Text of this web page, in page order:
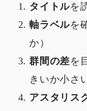
タイトルを
軸ラベルを
か）
群間の差を
きいか小さ
アスタリス